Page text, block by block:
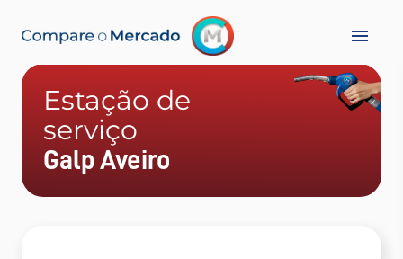
Estação de
serviço
Galp Aveiro